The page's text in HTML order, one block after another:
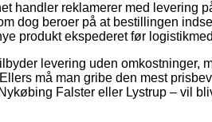
handler reklamerer med levering
dog beroer på at bestillingen
produkt ekspederet før
levering uden omkostninger,
må man gribe den mest
Falster eller Lystrup – vil